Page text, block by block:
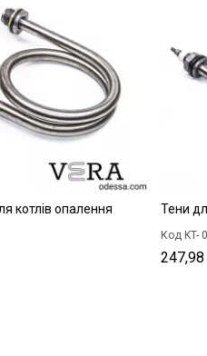
котлів опалення
Тени
Код KT-
247,98